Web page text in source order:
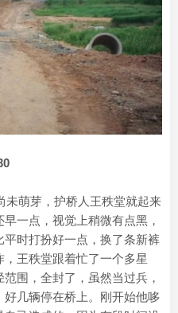
未萌芽，护桥人王秩堂就起来
一点，视觉上稍微有点黑，
时打扮好一点，换了条新裤
王秩堂跟着忙了一个多星
围，全封了，虽然当过兵，
几辆停在桥上。刚开始他哆